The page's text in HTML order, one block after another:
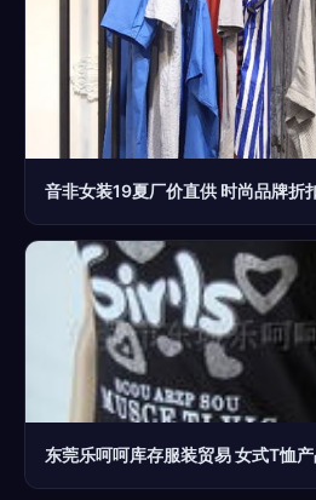
音非女装19夏厂价直供 时尚品牌折
东莞乐呵呵库存服装贸易 女式T恤